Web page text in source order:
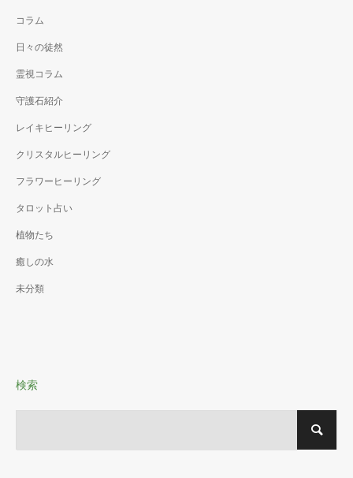
コラム
日々の徒然
霊視コラム
守護石紹介
レイキヒーリング
クリスタルヒーリング
フラワーヒーリング
タロット占い
植物たち
癒しの水
未分類
検索